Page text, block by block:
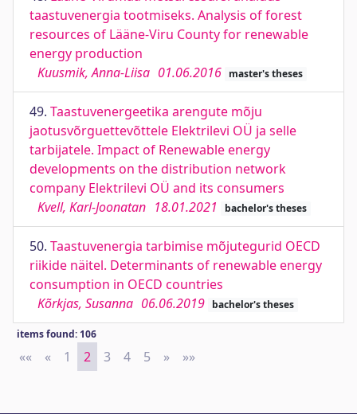
taastuvenergia tootmiseks. Analysis of forest
resources of Lääne-Viru County for renewable
energy production
Kuusmik, Anna-Liisa 01.06.2016 master's theses
49. Taastuvenergeetika arengute mõju
jaotusvõrguettevõttele Elektrilevi OÜ ja selle
tarbijatele. Impact of Renewable energy
developments on the distribution network
company Elektrilevi OÜ and its consumers
Kvell, Karl-Joonatan 18.01.2021 bachelor's theses
50. Taastuvenergia tarbimise mõjutegurid OECD
riikide näitel. Determinants of renewable energy
consumption in OECD countries
Kõrkjas, Susanna 06.06.2019 bachelor's theses
items found: 106
«« First
« Previous
1 2 3 4 5 » Next
»»